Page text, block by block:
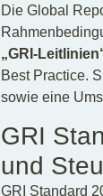
Die Global
„GRI-
Best Practice.
sowie eine
GRI
und
GRI Standard